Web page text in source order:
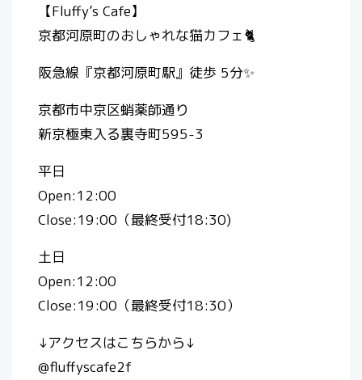
【Fluffy’s Cafe】
京都河原町のおしゃれな猫カフェ🐈
阪急線『京都河原町駅』徒歩 5分✨
京都市中京区蛸薬師通り
新京極東入る裏寺町595-3
平日
Open:12:00
Close:19:00（最終受付18:30)
土日
Open:12:00
Close:19:00（最終受付18:30）
↓アクセスはこちらから↓
@fluffyscafe2f